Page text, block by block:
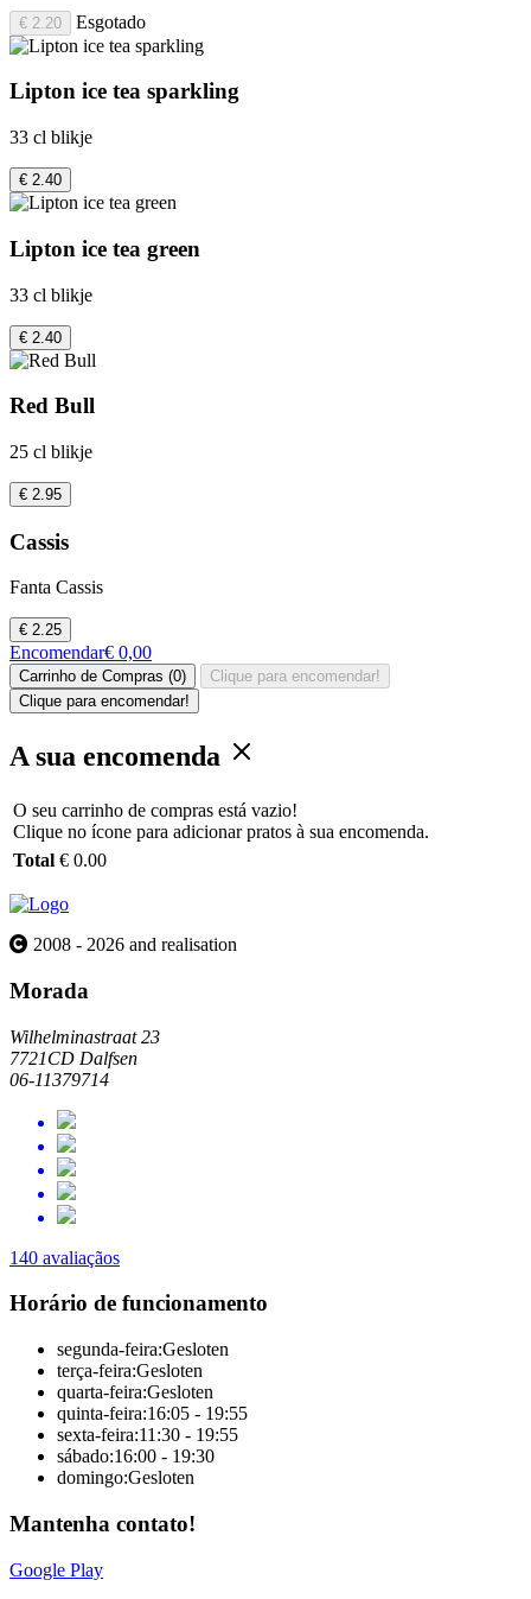
€ 2.20 Esgotado
Lipton ice tea sparkling
33 cl blikje
€ 2.40
Lipton ice tea green
33 cl blikje
€ 2.40
Red Bull
25 cl blikje
€ 2.95
Cassis
Fanta Cassis
€ 2.25
Encomendar€ 0,00
Carrinho de Compras (0)
Clique para encomendar!
Clique para encomendar!
A sua encomenda
O seu carrinho de compras está vazio!
Clique no ícone para adicionar pratos à sua encomenda.
Total € 0.00
2008 - 2026 and realisation
Morada
Wilhelminastraat 23
7721CD Dalfsen
06-11379714
140 avaliaçãos
Horário de funcionamento
segunda-feira:Gesloten
terça-feira:Gesloten
quarta-feira:Gesloten
quinta-feira:16:05 - 19:55
sexta-feira:11:30 - 19:55
sábado:16:00 - 19:30
domingo:Gesloten
Mantenha contato!
Google Play